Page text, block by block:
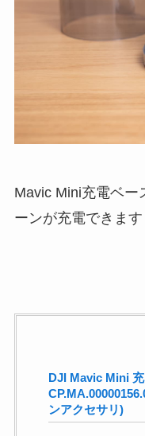
Mavic Mini充電ベー
ーンが充電できます
DJI Mavic Mini
ンアクセサリ)